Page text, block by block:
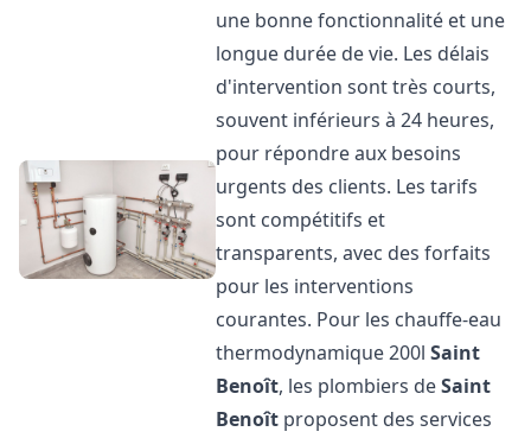
une bonne fonctionnalité et une
longue durée de vie. Les délais
d'intervention sont très courts,
souvent inférieurs à 24 heures,
pour répondre aux besoins
urgents des clients. Les tarifs
sont compétitifs et
transparents, avec des forfaits
pour les interventions
courantes. Pour les chauffe-eau
thermodynamique 200lSaint
Benoît, les plombiers deSaint
Benoît proposent des services